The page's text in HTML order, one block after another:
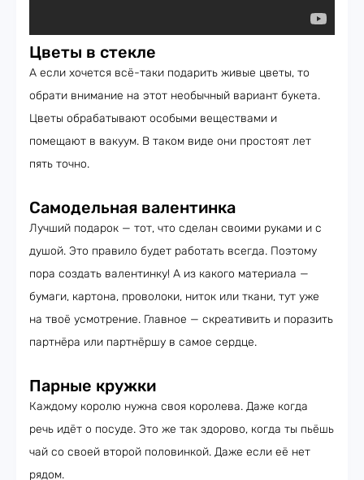
Цветы в стекле
А если хочется всё-таки подарить живые цветы, то
обрати внимание на этот необычный вариант букета.
Цветы обрабатывают особыми веществами и
помещают в вакуум. В таком виде они простоят лет
пять точно.
Самодельная валентинка
Лучший подарок — тот, что сделан своими руками и с
душой. Это правило будет работать всегда. Поэтому
пора создать валентинку! А из какого материала —
бумаги, картона, проволоки, ниток или ткани, тут уже
на твоё усмотрение. Главное — скреативить и поразить
партнёра или партнёршу в самое сердце.
Парные кружки
Каждому королю нужна своя королева. Даже когда
речь идёт о посуде. Это же так здорово, когда ты пьёшь
чай со своей второй половинкой. Даже если её нет
рядом.